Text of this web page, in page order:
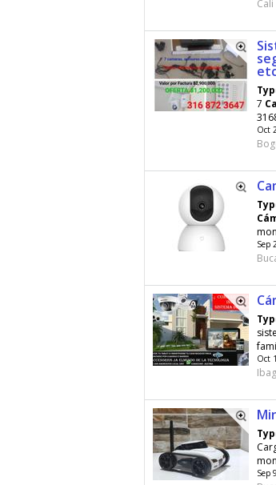
7
Oct
Sep
Oct
Sep